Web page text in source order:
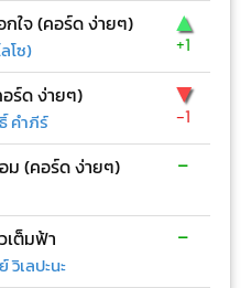
ใจ (คอร์ด ง่ายๆ)
โซ)
▲
+1
อร์ด ง่ายๆ)
คำภีร์
▼
-1
ม (คอร์ด ง่ายๆ) -
เต็มฟ้า
วิเลปะนะ
-